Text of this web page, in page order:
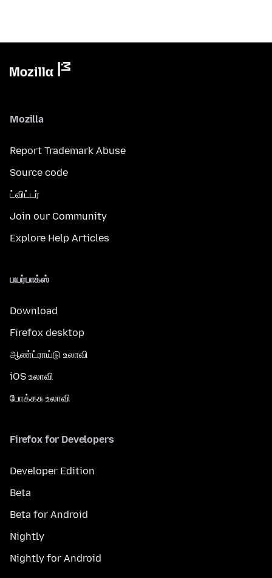
Mozilla
Report Trademark Abuse
Source code
ட்விட்டர்
Join our Community
Explore Help Articles
பயர்பாக்ஸ்
Download
Firefox desktop
ஆண்ட்ராய்டு உலாவி
iOS உலாவி
போக்கசு உலாவி
Firefox for Developers
Developer Edition
Beta
Beta for Android
Nightly
Nightly for Android